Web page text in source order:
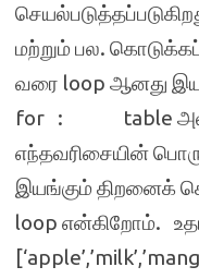
மற்றும் பல.
வரை loop ஆனது
for : table
எந்தவரிசையின்
இயங்கும் திறனைக்
loop என்கிறோம்.